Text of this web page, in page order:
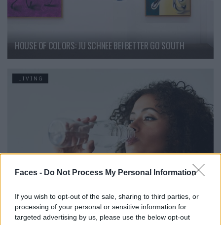
Faces - Do Not Process My Personal Information
If you wish to opt-out of the sale, sharing to third parties, or
processing of your personal or sensitive information for
targeted advertising by us, please use the below opt-out
HOUSE OF COLORS: JU SCHNEE BEI BETTER GO SOUTH
LIVING
Mineralstoffe einfach erklärt: Warum dein Körper sie
braucht